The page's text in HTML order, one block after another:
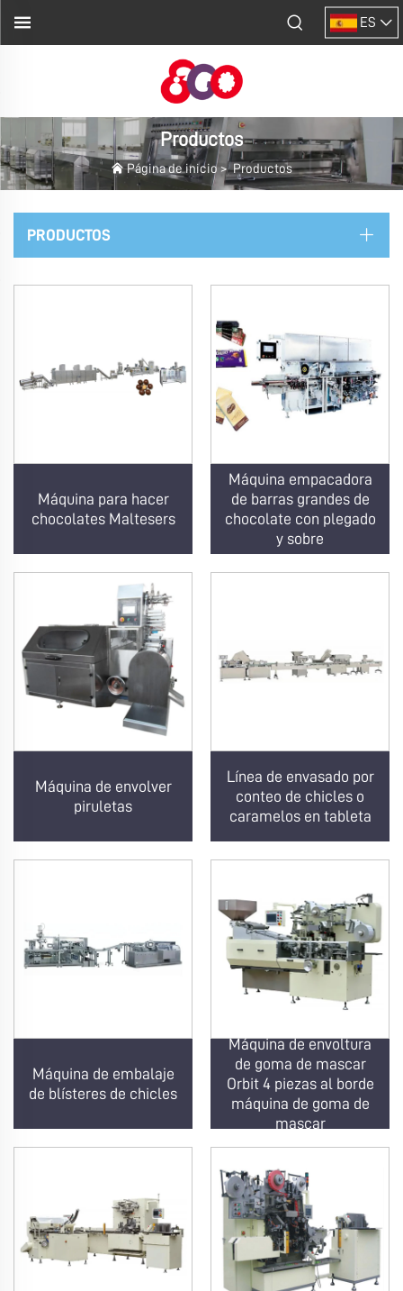
ES
Productos
Página de inicio>Productos
PRODUCTOS
Máquina para hacer
chocolates Maltesers
Máquina empacadora
de barras grandes de
chocolate con plegado
y sobre
Máquina de envolver
piruletas
Línea de envasado por
conteo de chicles o
caramelos en tableta
Máquina de embalaje
de blísteres de chicles
Máquina de envoltura
de goma de mascar
Orbit 4 piezas al borde
máquina de goma de
mascar